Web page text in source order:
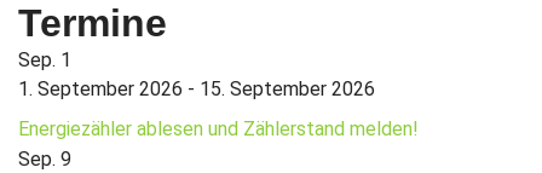
Termine
Sep. 1
1. September 2026 - 15. September 2026
Energiezähler ablesen und Zählerstand melden!
Sep. 9